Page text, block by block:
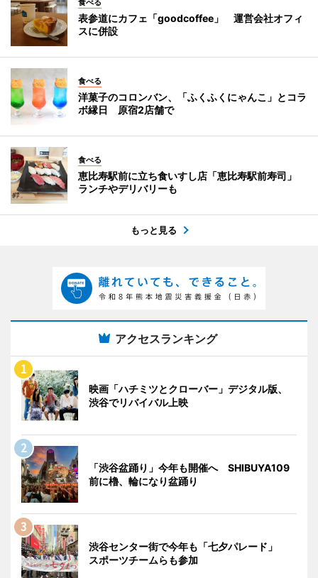
食べる
表参道にカフェ「goodcoffee」 運営会社オフィ
スに併設
食べる
洋菓子のコロンバン、「ふくふくにゃんこ」とコラ
ボ縁日 原宿2店舗で
食べる
恵比寿駅前に立ち食いすし店「恵比寿駅前寿司」
ランチやデリバリーも
もっと見る
アクセスランキング
映画「ハチミツとクローバー」デジタル版、
渋谷でリバイバル上映
「渋谷盆踊り」今年も開催へ SHIBUYA109
前に櫓、輪になり盆踊り
渋谷センター街で今年も「七夕パレード」
スポーツチームらも参加